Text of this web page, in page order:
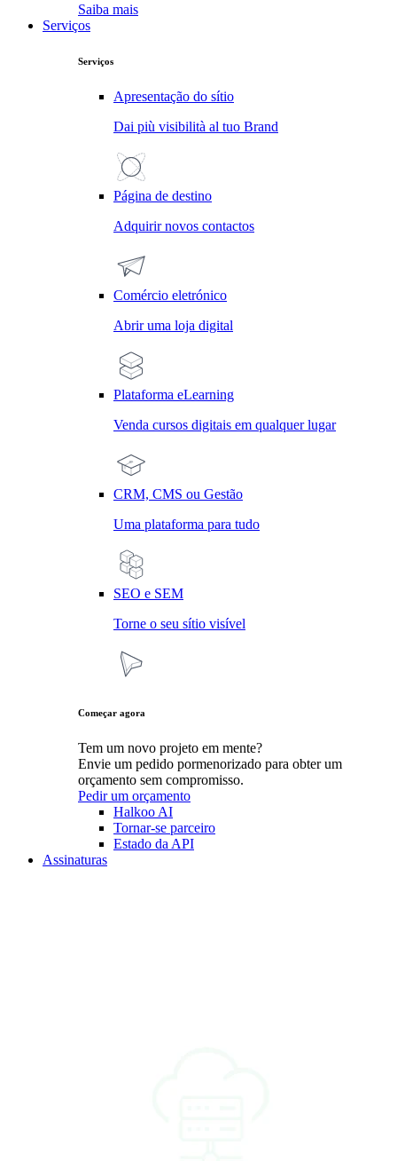
Saiba mais
Serviços
Serviços
Apresentação do sítio
Dai più visibilità al tuo Brand
Página de destino
Adquirir novos contactos
Comércio eletrónico
Abrir uma loja digital
Plataforma eLearning
Venda cursos digitais em qualquer lugar
CRM, CMS ou Gestão
Uma plataforma para tudo
SEO e SEM
Torne o seu sítio visível
Começar agora
Tem um novo projeto em mente?
Envie um pedido pormenorizado para obter um
orçamento sem compromisso.
Pedir um orçamento
Halkoo AI
Tornar-se parceiro
Estado da API
Assinaturas